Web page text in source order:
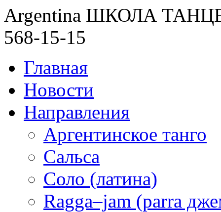
Argentina ШКОЛА
568-15-15
Главная
Новости
Направления
Аргентинское танго
Сальса
Соло (латина)
Ragga–jam (parra